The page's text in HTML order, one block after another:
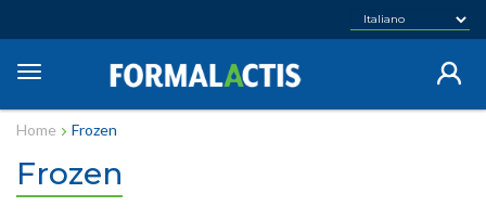
principale
Home Frozen
Frozen